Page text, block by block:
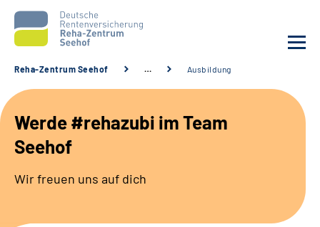
Unsere Klinik
Unsere Angebote
Reha-Zentrum Seehof … Ausbildung
Werde #rehazubi im Team
Seehof
Wir freuen uns auf dich